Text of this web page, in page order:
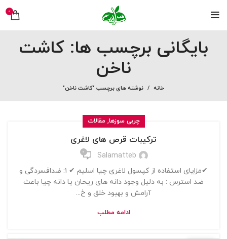
0
بایگانی برچسب ها: کاشت
ناخن
خانه نوشته های برچسب "کاشت ناخن"
چربی سوزها, مقالات
ترکیبات قرص های لاغری
Salamatteb
0
✔مزایاى استفاده از کپسول لاغرى چیا اسلیم ✔ ۱: ضدافسردگى و
ضد استرس : به دلیل وجود دانه های ریحان یا دانه چیا باعث
آرامش و بهبود خلق و خ...
ادامه مطلب